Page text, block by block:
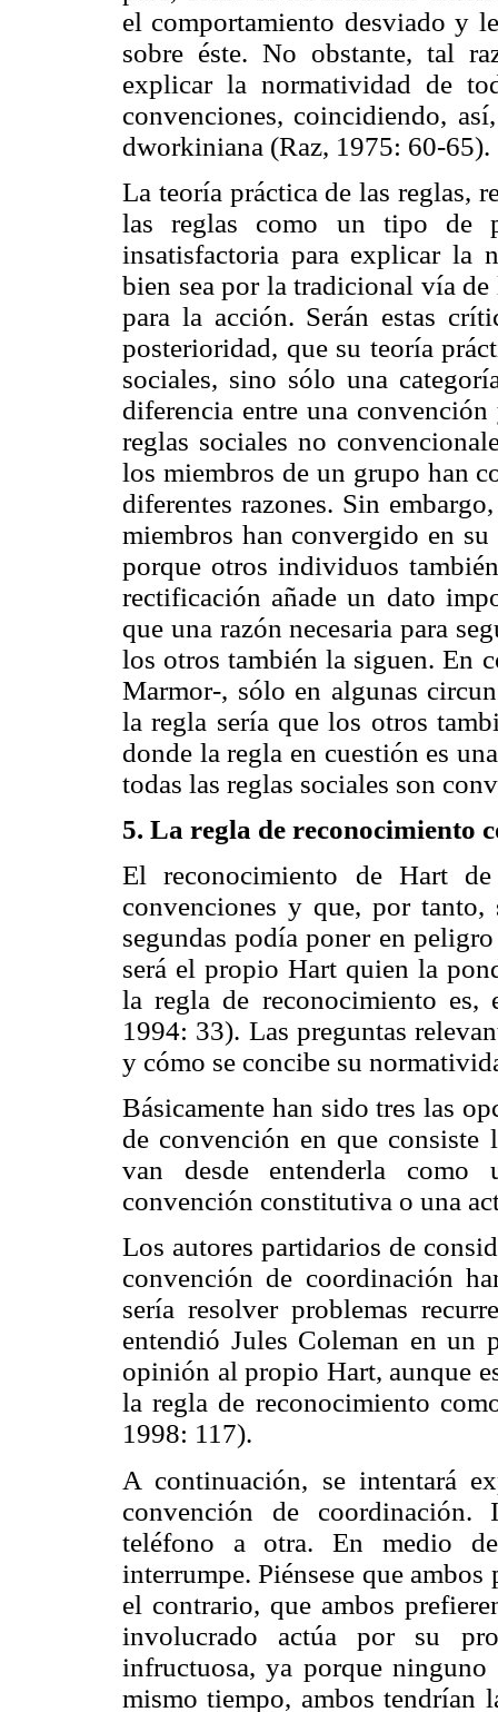
el comportamiento desviado y
sobre éste. No obstante, tal
explicar la normatividad de
convenciones, coincidiendo,
dworkiniana (Raz, 1975: 60-65).
La teoría práctica de las reglas,
las reglas como un tipo de
insatisfactoria para explicar la
bien sea por la tradicional vía
para la acción. Serán estas
posterioridad, que su teoría
sociales, sino sólo una
diferencia entre una
reglas sociales no
los miembros de un grupo han
diferentes razones. Sin
miembros han convergido en
porque otros individuos
rectificación añade un dato
que una razón necesaria para
los otros también la siguen. En
Marmor-, sólo en algunas
la regla sería que los otros
donde la regla en cuestión es
todas las reglas sociales son
5. La regla de reconocimiento
El reconocimiento de Hart
convenciones y que, por
segundas podía poner en
será el propio Hart quien la
la regla de reconocimiento es,
1994: 33). Las preguntas
y cómo se concibe su
Básicamente han sido tres las
de convención en que consiste
van desde entenderla como
convención constitutiva o una
Los autores partidarios de
convención de coordinación
sería resolver problemas
entendió Jules Coleman en un
opinión al propio Hart, aunque
la regla de reconocimiento
1998: 117).
A continuación, se intentará
convención de coordinación.
teléfono a otra. En medio
interrumpe. Piénsese que
el contrario, que ambos
involucrado actúa por su
infructuosa, ya porque
mismo tiempo, ambos tendrían